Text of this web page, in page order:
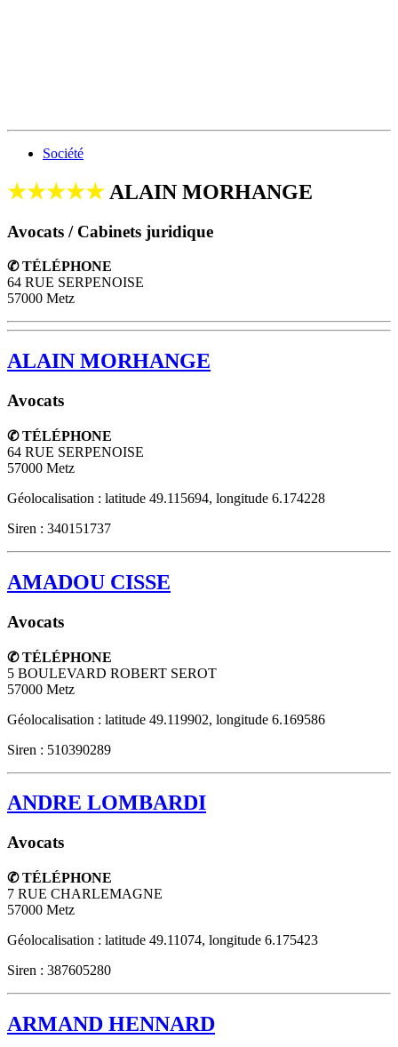
Société
★★★★★ ALAIN MORHANGE
Avocats / Cabinets juridique
✆ TÉLÉPHONE
64 RUE SERPENOISE
57000 Metz
ALAIN MORHANGE
Avocats
✆ TÉLÉPHONE
64 RUE SERPENOISE
57000 Metz
Géolocalisation : latitude 49.115694, longitude 6.174228
Siren : 340151737
AMADOU CISSE
Avocats
✆ TÉLÉPHONE
5 BOULEVARD ROBERT SEROT
57000 Metz
Géolocalisation : latitude 49.119902, longitude 6.169586
Siren : 510390289
ANDRE LOMBARDI
Avocats
✆ TÉLÉPHONE
7 RUE CHARLEMAGNE
57000 Metz
Géolocalisation : latitude 49.11074, longitude 6.175423
Siren : 387605280
ARMAND HENNARD